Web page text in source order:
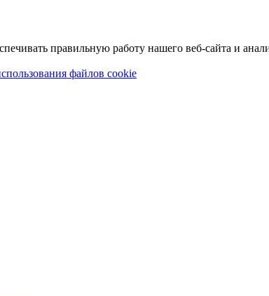
правильную работу нашего веб-сайта и
файлов cookie